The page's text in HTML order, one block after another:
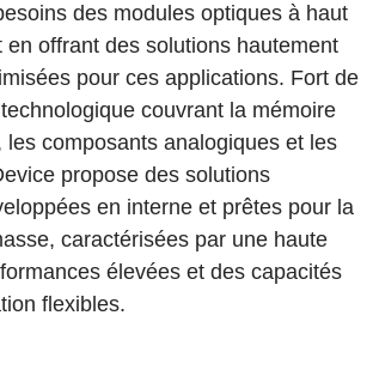
des modules optiques à haut
en offrant des solutions hautement
pour ces applications. Fort de
couvrant la mémoire
les composants analogiques et les
propose des solutions
en interne et prêtes pour la
caractérisées par une haute
élevées et des capacités
flexibles.